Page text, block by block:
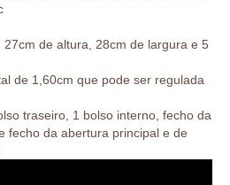
de altura, 28cm de largura e 5
de 1,60cm que pode ser regulada
traseiro, 1 bolso interno, fecho da
fecho da abertura principal e de